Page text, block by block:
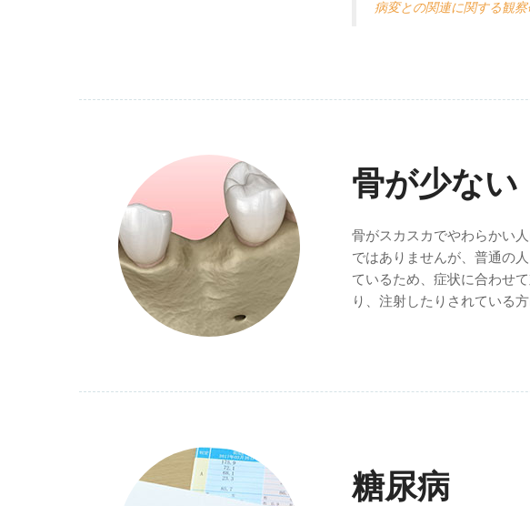
病変との関連に関する観察
骨が少ない
骨がスカスカでやわらかい
ではありませんが、普通の
ているため、症状に合わせ
り、注射したりされている
糖尿病